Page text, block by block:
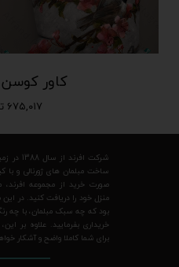
کاور کوسن cs-650
۶۷۵,۰۱۷ تومان
شرکت
ساخت مبلمان های ژورنالی و با
صورت خرید از مجموعه افرند،
منزل خود را دریافت کنید. در
بود که چه سبک مبلمان، با چه
خریداری بفرمایید. علاوه بر
برای شما کاملا واضح و آشکار